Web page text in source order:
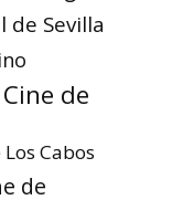
de Sevilla
de
Cabos
de